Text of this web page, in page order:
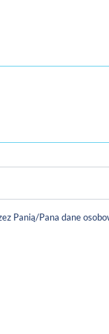
Panią/Pana dane